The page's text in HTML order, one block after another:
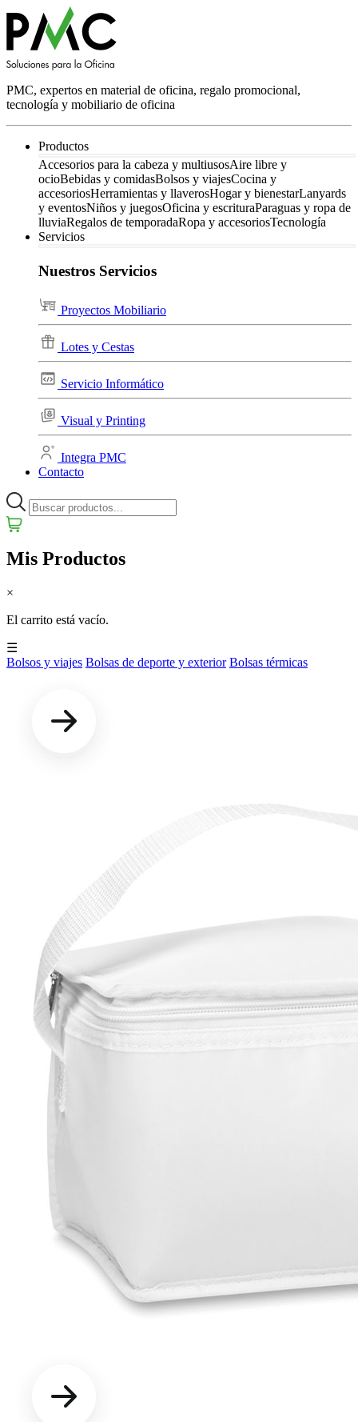
PMC, expertos en material de oficina, regalo promocional,
tecnología y mobiliario de oficina
Productos
Accesorios para la cabeza y multiusosAire libre y
ocioBebidas y comidasBolsos y viajesCocina y
accesoriosHerramientas y llaverosHogar y bienestarLanyards
y eventosNiños y juegosOficina y escrituraParaguas y ropa de
lluviaRegalos de temporadaRopa y accesoriosTecnología
Servicios
Nuestros Servicios
Proyectos Mobiliario
Lotes y Cestas
Servicio Informático
Visual y Printing
Integra PMC
Contacto
Mis Productos
×
El carrito está vacío.
☰
Bolsos y viajes Bolsas de deporte y exterior Bolsas térmicas